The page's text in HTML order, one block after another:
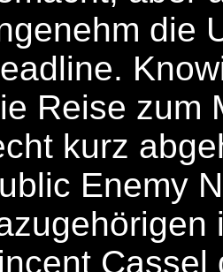
die
Reise zum
kurz
Enemy
Cassel